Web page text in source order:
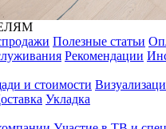
Полезные статьи
Рекомендации
и стоимости
Укладка